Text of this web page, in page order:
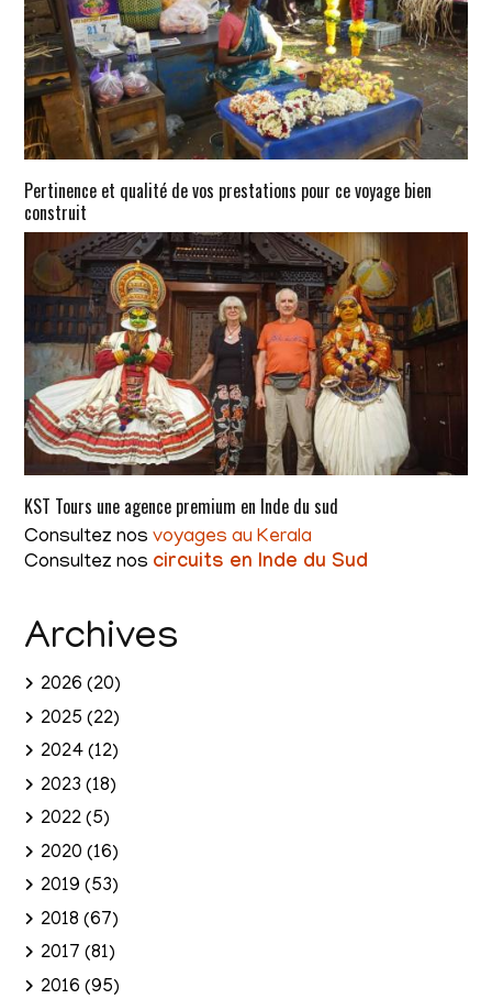
Pertinence et qualité de vos prestations pour ce voyage bien
construit
KST Tours une agence premium en Inde du sud
Consultez nosvoyages au Kerala
Consultez nos circuits en Inde du Sud
Archives
2026 (20)
2025 (22)
2024 (12)
2023 (18)
2022 (5)
2020 (16)
2019 (53)
2018 (67)
2017 (81)
2016 (95)